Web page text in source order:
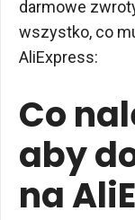
darmowe
wszystko, co
AliExpress:
Co
aby
na